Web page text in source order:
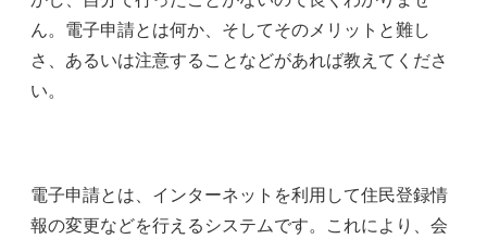
ん。電子申請とは何か、そしてそのメリットと難し
さ、あるいは注意することなどがあれば教えてくださ
い。
電子申請とは、インターネットを利用して住民登録情
報の変更などを行えるシステムです。これにより、会